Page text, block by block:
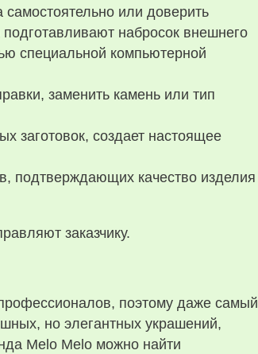
или доверить
набросок внешнего
специальной компьютерной
заменить камень или тип
заготовок, создает настоящее
подтверждающих качество изделия
заказчику.
поэтому даже самый
но элегантных украшений,
Melo Melo можно найти